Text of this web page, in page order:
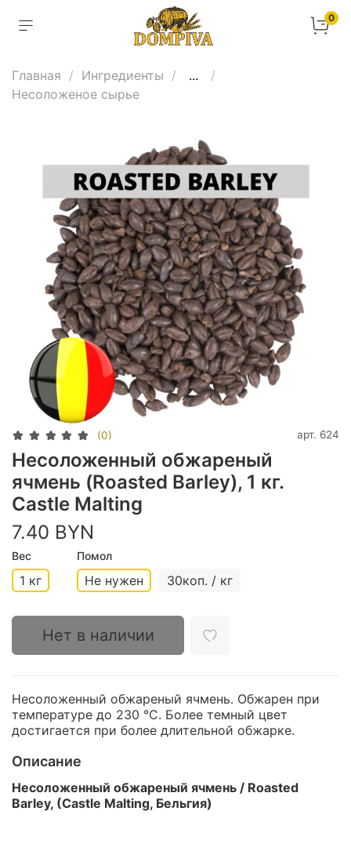
0
Главная Ингредиенты
...
Несоложеное сырье
(0) арт. 624
Несоложенный обжареный
ячмень (Roasted Barley), 1 кг.
Castle Malting
7.40 BYN
Вес
1 кг
Помол
Не нужен 30коп. / кг
Нет в наличии
Несоложенный обжареный ячмень. Обжарен при
температуре до 230 °C. Более темный цвет
достигается при более длительной обжарке.
Описание
Несоложенный обжареный ячмень / Roasted
Barley, (Castle Malting, Бельгия)